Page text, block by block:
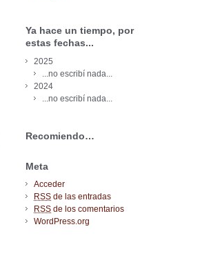
Ya hace un tiempo, por
estas fechas...
2025
...no escribí nada...
2024
...no escribí nada...
Recomiendo…
Meta
Acceder
RSS de las entradas
RSS de los comentarios
WordPress.org